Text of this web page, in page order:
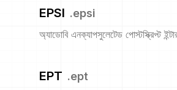
EPSI .epsi
অ্যাডোবি এনক্যাপসুলেটেড পোস্টস্ক্রিপ্ট
EPT .ept